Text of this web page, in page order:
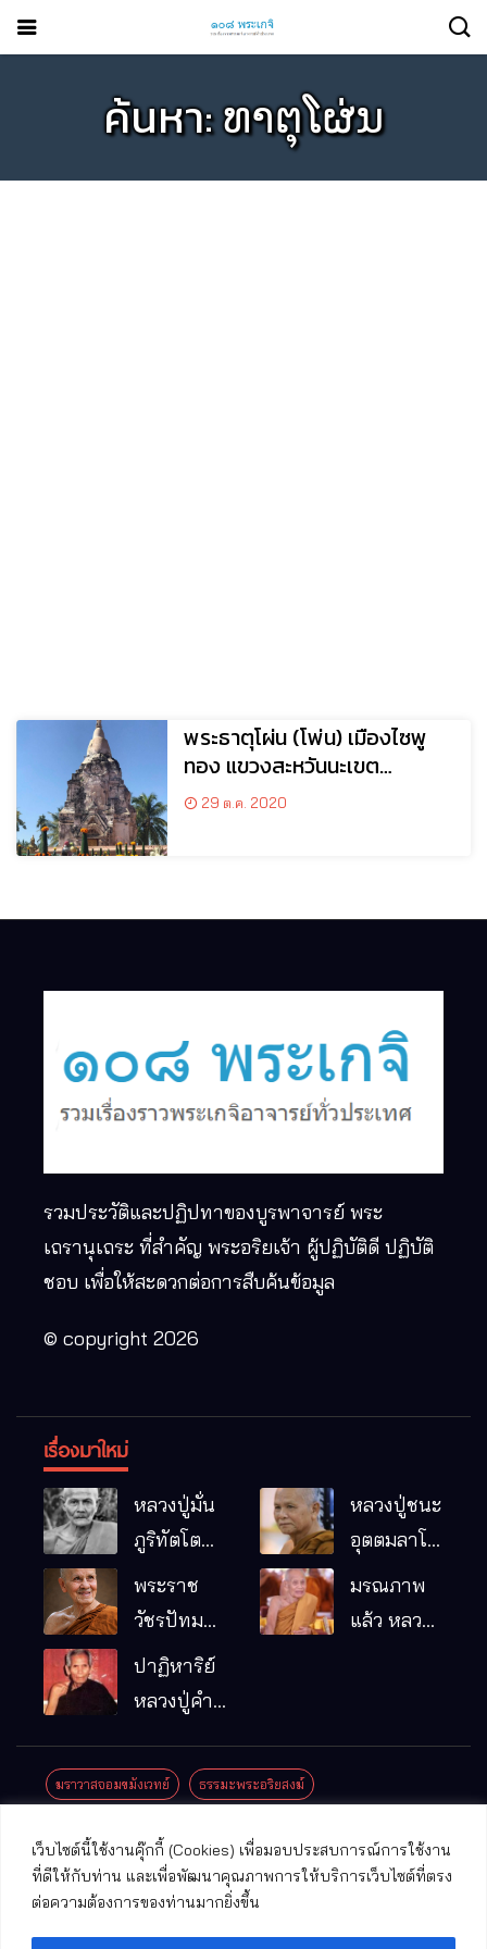
เว็บไซต์นี้ใช้งานคุ๊กกี้ (Cookies) เพื่อมอบประสบการณ์การใช้งาน
ที่ดีให้กับท่าน และเพื่อพัฒนาคุณภาพการให้บริการเว็บไซต์ที่ตรง
ต่อความต้องการของท่านมากยิ่งขึ้น
ค้นหา: ທາຕຸໂຜ່ນ
พระธาตุโผ่น (โพ่น) เมืองไซพู
ทอง แขวงสะหวันนะเขต
สปป.ลาว
29 ต.ค. 2020
รวมประวัติและปฏิปทาของบูรพาจารย์ พระ
เถรานุเถระ ที่สำคัญ พระอริยเจ้า ผู้ปฏิบัติดี ปฏิบัติ
ชอบ เพื่อให้สะดวกต่อการสืบค้นข้อมูล
© copyright 2026
เรื่องมาใหม่
หลวงปู่มั่น
ภูริทัตโต
พระอริยเจ้า
ผู้เป็นบิดา
รมฐาน
หลวงปู่ชนะ
อุตตมลาโภ
หมากอื๋อ
พระราช
วัชรปัทม
คุณ (หลวง
ปู่บัวเกตุ
แล้ว วัดป่า
อ.แม่ริม
จ.เชียงใหม่
มรณภาพ
แล้ว หลวง
ปาฏิหาริย์
หลวงปู่คำ
มณี
ฆราวาสจอมขมังเวทย์ ธรรมะพระอริยสงฆ์
ปาฏิหาริย์พระเครื่อง
พระพุทธรูปศักดิ์สิทธิ์ วัดที่สําคัญ